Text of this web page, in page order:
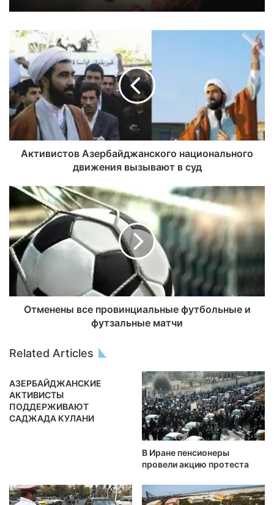
Активистов Азербайджанского национального
движения вызывают в суд
Отменены все провинциальные футбольные и
футзальные матчи
Related Articles
АЗЕРБАЙДЖАНСКИЕ
АКТИВИСТЫ
ПОДДЕРЖИВАЮТ
САДЖАДА КУЛАНИ
В Иране пенсионеры
провели акцию протеста